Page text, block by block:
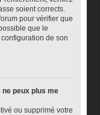
soient corrects.
pour vérifier que
que le
de son
peux plus me
ou supprimé votre